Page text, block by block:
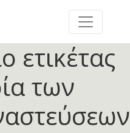
ετικέτας
των